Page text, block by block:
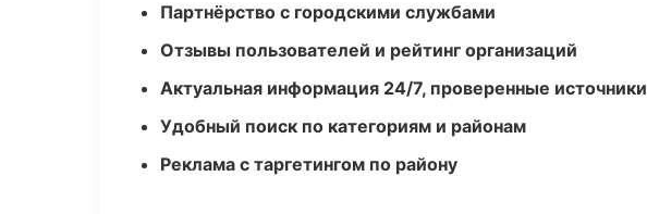
Партнёрство с городскими службами
Отзывы пользователей и рейтинг организаций
Актуальная информация 24/7, проверенные источники
Удобный поиск по категориям и районам
Реклама с таргетингом по району